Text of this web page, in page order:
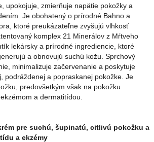
upokojuje, zmierňuje napätie pokožky a
Je obohatený o prírodné Bahno a
ktoré preukázateľne zvyšujú vlhkosť
komplex 21 Minerálov z Mŕtveho
lekársky a prírodné ingrediencie, ktoré
a obnovujú suchú kožu. Sprchový
minimalizuje začervenanie a poskytuje
podráždenej a popraskanej pokožke. Je
predovšetkým však na pokožku
a dermatitídou.
pre suchú, šupinatú, citlivú pokožku a
a ekzémy